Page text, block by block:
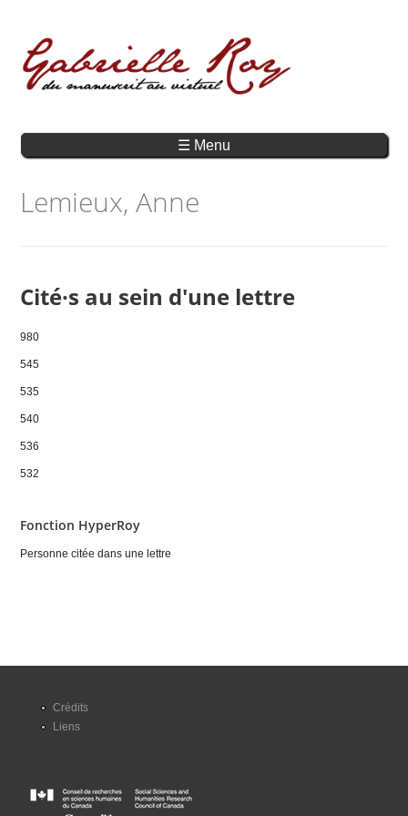
☰ Menu
Lemieux, Anne
Cité·s au sein d'une lettre
980
545
535
540
536
532
Fonction HyperRoy
Personne citée dans une lettre
Crédits
Liens